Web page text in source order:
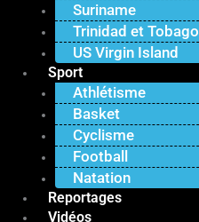
Suriname
Trinidad et Tobago
US Virgin Island
Sport
Athlétisme
Basket
Cyclisme
Football
Natation
Reportages
Vidéos